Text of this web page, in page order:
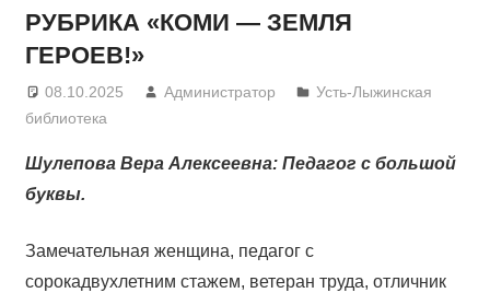
РУБРИКА «КОМИ — ЗЕМЛЯ
ГЕРОЕВ!»
08.10.2025 Администратор
Усть-Лыжинская
библиотека
Шулепова Вера Алексеевна: Педагог с большой
буквы.
Замечательная женщина, педагог с
сорокадвухлетним стажем, ветеран труда, отличник